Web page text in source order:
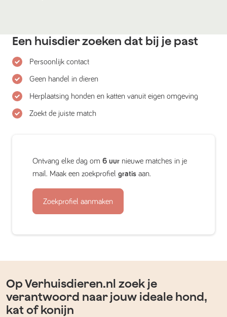
Een huisdier zoeken dat bij je past
Persoonlijk contact
Geen handel in dieren
Herplaatsing honden en katten vanuit eigen omgeving
Zoekt de juiste match
Ontvang elke dag om 6 uur nieuwe matches in je
mail. Maak een zoekprofiel gratis aan.
Zoekprofiel aanmaken
Op Verhuisdieren.nl zoek je
verantwoord naar jouw ideale hond,
kat of konijn